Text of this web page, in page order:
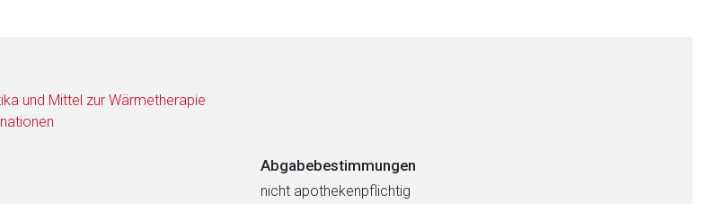
und Mittel zur Wärmetherapie
Abgabebestimmungen
nicht apothekenpflichtig